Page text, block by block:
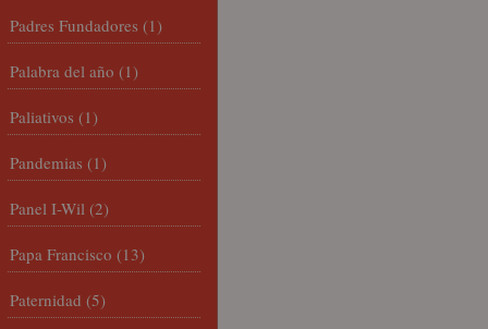
Padres Fundadores (1)
Palabra del año (1)
Paliativos (1)
Pandemias (1)
Panel I-Wil (2)
Papa Francisco (13)
Paternidad (5)